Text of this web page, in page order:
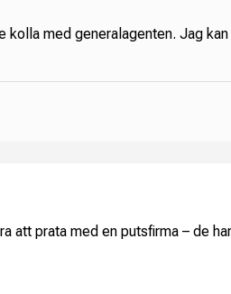
med generalagenten. Jag
att prata med en putsfirma – de